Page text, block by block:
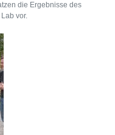
die Ergebnisse des
vor.